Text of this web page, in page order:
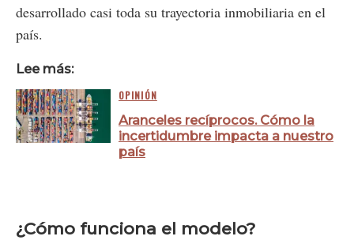
desarrollado casi toda su trayectoria inmobiliaria en el
país.
Lee más:
OPINIÓN
Aranceles recíprocos. Cómo la
incertidumbre impacta a nuestro
país
¿Cómo funciona el modelo?